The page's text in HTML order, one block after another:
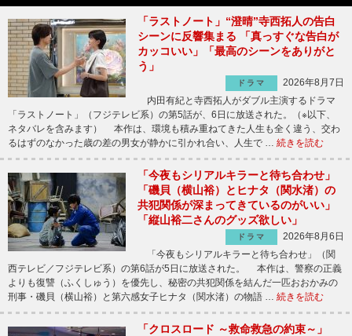
「ラストノート」“澄晴”寺西拓人の告白
シーンに反響集まる 「真っすぐな告白が
カッコいい」「最高のシーンをありがと
う」
ドラマ
2026年8月7日
内田有紀と寺西拓人がダブル主演するドラマ
「ラストノート」（フジテレビ系）の第5話が、6日に放送された。（※以下、
ネタバレを含みます） 本作は、環境も積み重ねてきた人生も全く違う、交わ
るはずのなかった歳の差の男女が静かに引かれ合い、人生で … 続きを読む
「今夜もシリアルキラーと待ち合わせ」
「磯貝（横山裕）とヒナタ（関水渚）の
共犯関係が深まってきているのがいい」
「縦山裕二さんのグッズ欲しい」
ドラマ
2026年8月6日
「今夜もシリアルキラーと待ち合わせ」（関
西テレビ／フジテレビ系）の第6話が5日に放送された。 本作は、警察の正義
よりも復讐（ふくしゅう）を優先し、秘密の共犯関係を結んだ一匹おおかみの
刑事・磯貝（横山裕）と第六感女子ヒナタ（関水渚）の物語 … 続きを読む
「クロスロード ～救命救急の約束～」